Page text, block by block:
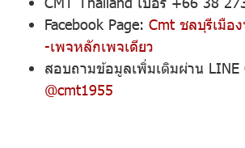
Facebook Page: Cmt ชลบุรีเมือ
-เพจหลักเพจเดียว
สอบถามข้อมูลเพิ่มเติมผ่าน LINE
@cmt1955